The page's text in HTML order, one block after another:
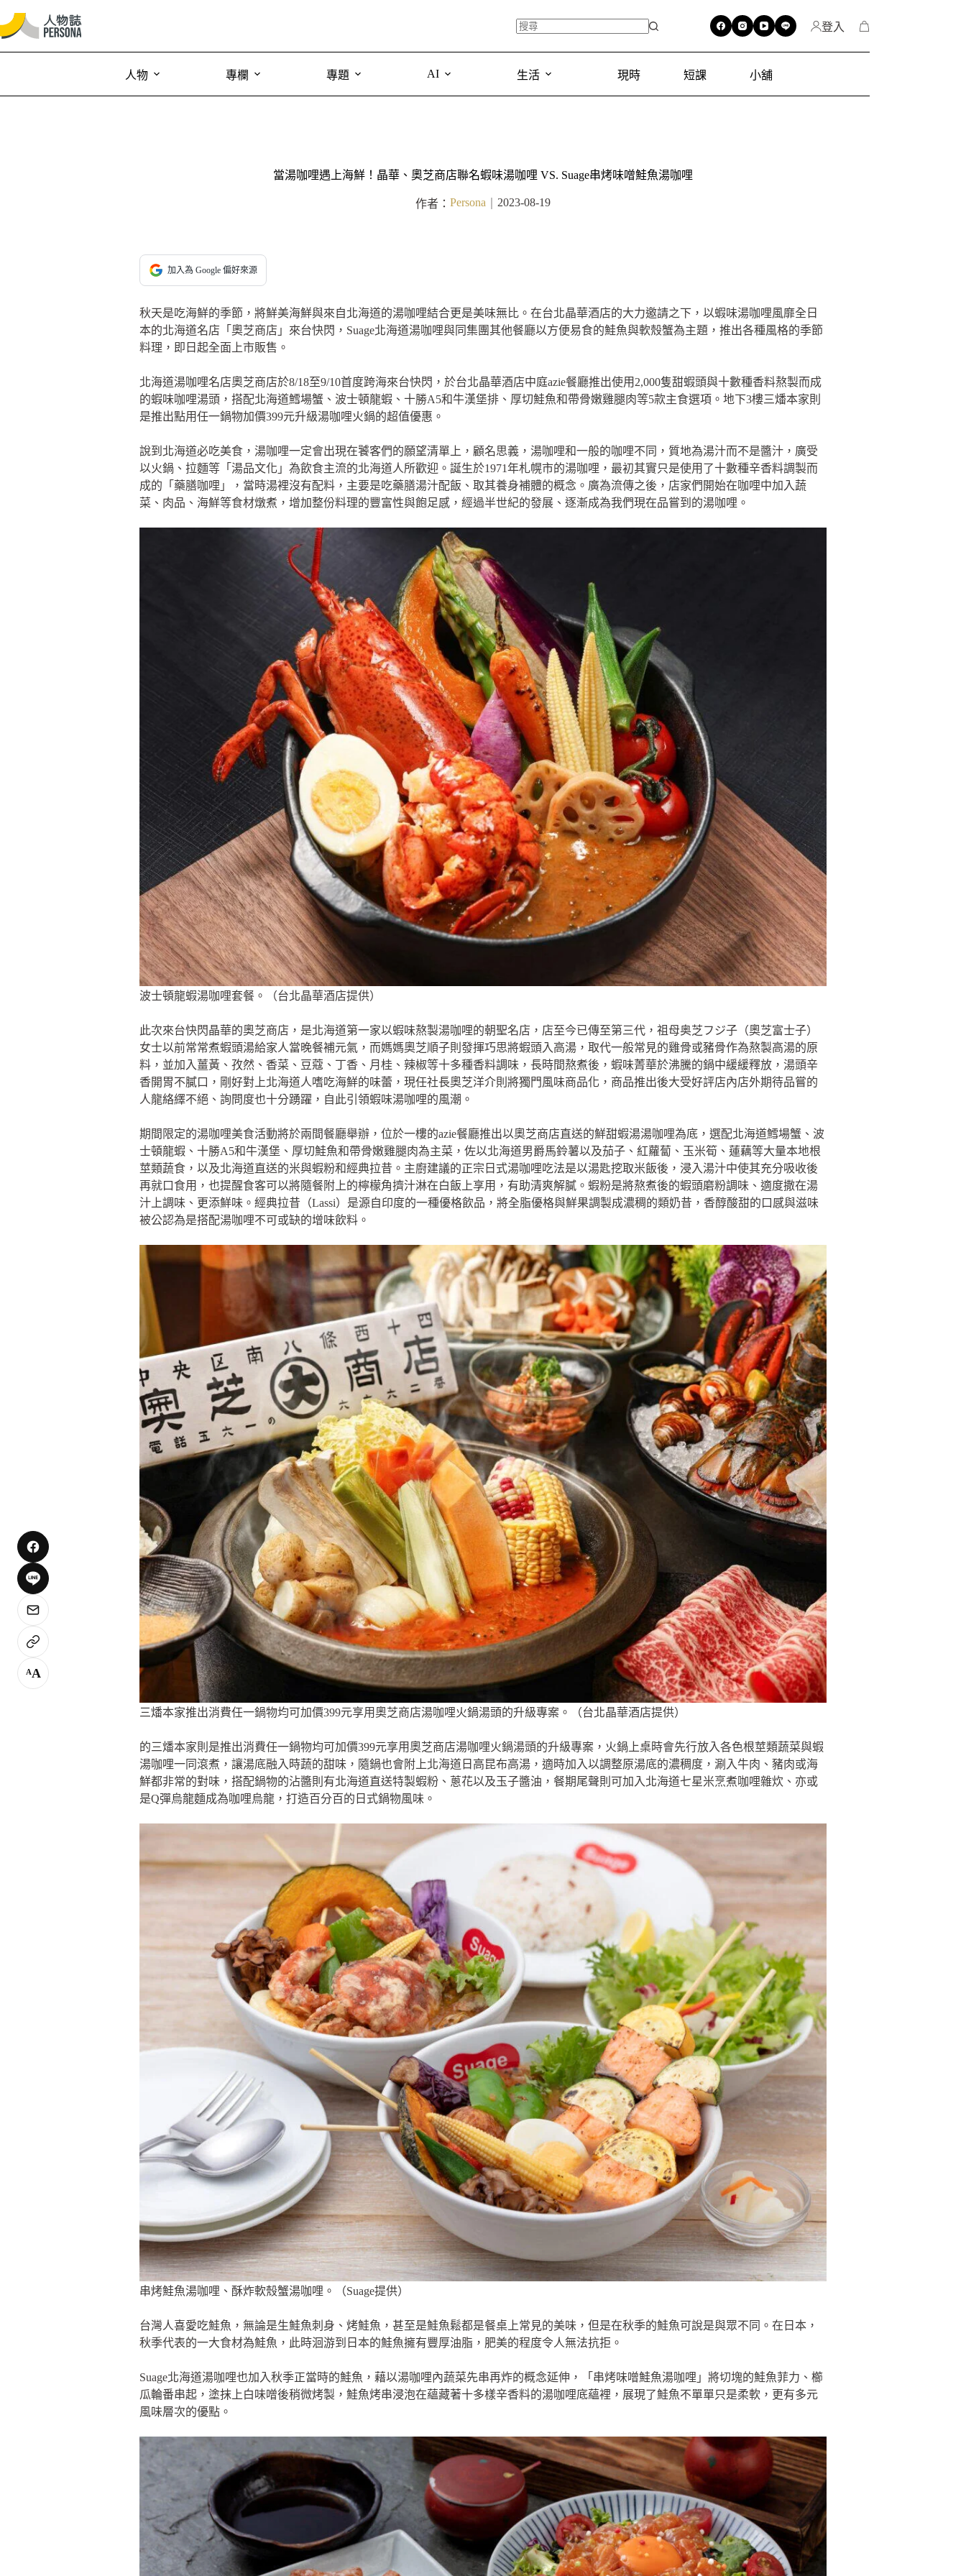
登入
人物 專欄 專題 AI 生活 現時 短課 小舖
當湯咖哩遇上海鮮！晶華、奧芝商店聯名蝦味湯咖哩 VS. Suage串烤味噌鮭魚湯咖哩
作者： Persona 2023-08-19
加入為 Google 偏好來源
秋天是吃海鮮的季節，將鮮美海鮮與來自北海道的湯咖哩結合更是美味無比。在台北晶華酒店的大力邀請之下，以蝦味湯咖哩風靡全日
本的北海道名店「奧芝商店」來台快閃，Suage北海道湯咖哩與同集團其他餐廳以方便易食的鮭魚與軟殼蟹為主題，推出各種風格的季節
料理，即日起全面上市販售。
北海道湯咖哩名店奧芝商店於8/18至9/10首度跨海來台快閃，於台北晶華酒店中庭azie餐廳推出使用2,000隻甜蝦頭與十數種香料熬製而成
的蝦味咖哩湯頭，搭配北海道鱈場蟹、波士頓龍蝦、十勝A5和牛漢堡排、厚切鮭魚和帶骨嫩雞腿肉等5款主食選項。地下3樓三燔本家則
是推出點用任一鍋物加價399元升級湯咖哩火鍋的超值優惠。
說到北海道必吃美食，湯咖哩一定會出現在饕客們的願望清單上，顧名思義，湯咖哩和一般的咖哩不同，質地為湯汁而不是醬汁，廣受
以火鍋、拉麵等「湯品文化」為飲食主流的北海道人所歡迎。誕生於1971年札幌市的湯咖哩，最初其實只是使用了十數種辛香料調製而
成的「藥膳咖哩」，當時湯裡沒有配料，主要是吃藥膳湯汁配飯、取其養身補體的概念。廣為流傳之後，店家們開始在咖哩中加入蔬
菜、肉品、海鮮等食材燉煮，增加整份料理的豐富性與飽足感，經過半世紀的發展、逐漸成為我們現在品嘗到的湯咖哩。
波士頓龍蝦湯咖哩套餐。（台北晶華酒店提供）
此次來台快閃晶華的奧芝商店，是北海道第一家以蝦味熬製湯咖哩的朝聖名店，店至今已傳至第三代，祖母奥芝フジ子（奧芝富士子）
女士以前常常煮蝦頭湯給家人當晚餐補元氣，而媽媽奧芝順子則發揮巧思將蝦頭入高湯，取代一般常見的雞骨或豬骨作為熬製高湯的原
料，並加入薑黃、孜然、香菜、豆蔻、丁香、月桂、辣椒等十多種香料調味，長時間熬煮後，蝦味菁華於沸騰的鍋中緩緩釋放，湯頭辛
香開胃不膩口，剛好對上北海道人嗜吃海鮮的味蕾，現任社長奧芝洋介則將獨門風味商品化，商品推出後大受好評店內店外期待品嘗的
人龍絡繹不絕、詢問度也十分踴躍，自此引領蝦味湯咖哩的風潮。
期間限定的湯咖哩美食活動將於兩間餐廳舉辦，位於一樓的azie餐廳推出以奧芝商店直送的鮮甜蝦湯湯咖哩為底，選配北海道鱈場蟹、波
士頓龍蝦、十勝A5和牛漢堡、厚切鮭魚和帶骨嫩雞腿肉為主菜，佐以北海道男爵馬鈴薯以及茄子、紅蘿蔔、玉米筍、蓮藕等大量本地根
莖類蔬食，以及北海道直送的米與蝦粉和經典拉昔。主廚建議的正宗日式湯咖哩吃法是以湯匙挖取米飯後，浸入湯汁中使其充分吸收後
再就口食用，也提醒食客可以將隨餐附上的檸檬角擠汁淋在白飯上享用，有助清爽解膩。蝦粉是將熬煮後的蝦頭磨粉調味、適度撒在湯
汁上調味、更添鮮味。經典拉昔（Lassi）是源自印度的一種優格飲品，將全脂優格與鮮果調製成濃稠的類奶昔，香醇酸甜的口感與滋味
被公認為是搭配湯咖哩不可或缺的增味飲料。
三燔本家推出消費任一鍋物均可加價399元享用奧芝商店湯咖哩火鍋湯頭的升級專案。（台北晶華酒店提供）
的三燔本家則是推出消費任一鍋物均可加價399元享用奧芝商店湯咖哩火鍋湯頭的升級專案，火鍋上桌時會先行放入各色根莖類蔬菜與蝦
湯咖哩一同滾煮，讓湯底融入時蔬的甜味，隨鍋也會附上北海道日高昆布高湯，適時加入以調整原湯底的濃稠度，涮入牛肉、豬肉或海
鮮都非常的對味，搭配鍋物的沾醬則有北海道直送特製蝦粉、蔥花以及玉子醬油，餐期尾聲則可加入北海道七星米烹煮咖哩雜炊、亦或
是Q彈烏龍麵成為咖哩烏龍，打造百分百的日式鍋物風味。
串烤鮭魚湯咖哩、酥炸軟殼蟹湯咖哩。（Suage提供）
台灣人喜愛吃鮭魚，無論是生鮭魚刺身、烤鮭魚，甚至是鮭魚鬆都是餐桌上常見的美味，但是在秋季的鮭魚可說是與眾不同。在日本，
秋季代表的一大食材為鮭魚，此時洄游到日本的鮭魚擁有豐厚油脂，肥美的程度令人無法抗拒。
Suage北海道湯咖哩也加入秋季正當時的鮭魚，藉以湯咖哩內蔬菜先串再炸的概念延伸，「串烤味噌鮭魚湯咖哩」將切塊的鮭魚菲力、櫛
瓜輪番串起，塗抹上白味噌後稍微烤製，鮭魚烤串浸泡在蘊藏著十多樣辛香料的湯咖哩底蘊裡，展現了鮭魚不單單只是柔軟，更有多元
風味層次的優點。
AA